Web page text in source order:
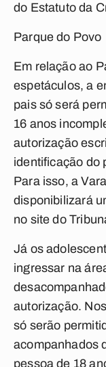
do Estatuto da
Parque do Povo
Em relação ao
espetáculos, a
pais só será
16 anos
autorização
identificação do
Para isso, a
disponibilizará
no site do
Já os
ingressar na
autorização.
só serão
acompanhados
pessoa de 18